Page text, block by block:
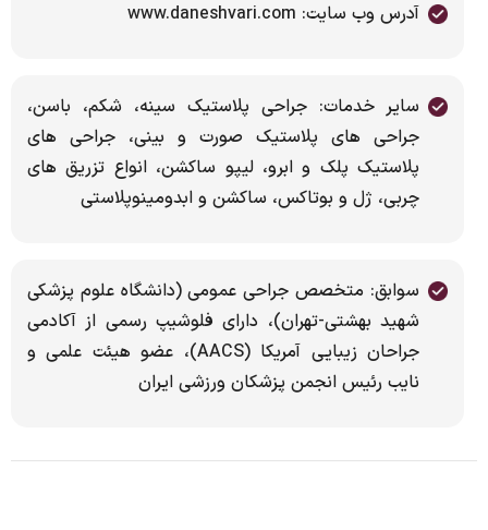
آدرس وب سایت: www.daneshvari.com
سایر خدمات: جراحی پلاستیک سینه، شکم، باسن،
جراحی های پلاستیک صورت و بینی، جراحی های
پلاستیک پلک و ابرو، لیپو ساکشن، انواع تزریق های
چربی، ژل و بوتاکس، ساکشن و ابدومینوپلاستی
سوابق: متخصص جراحی عمومی (دانشگاه علوم پزشکی
شهید بهشتی-تهران)، دارای فلوشیپ رسمی از آکادمی
جراحان زیبایی آمریکا (AACS)، عضو هیئت علمی و
نایب رئیس انجمن پزشکان ورزشی ایران